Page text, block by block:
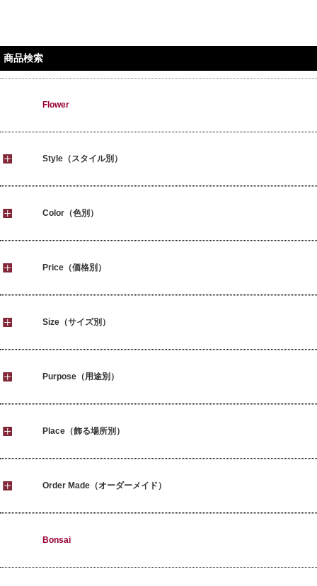
商品検索
Flower
Style（スタイル別）
Color（色別）
Price（価格別）
Size（サイズ別）
Purpose（用途別）
Place（飾る場所別）
Order Made（オーダーメイド）
Bonsai